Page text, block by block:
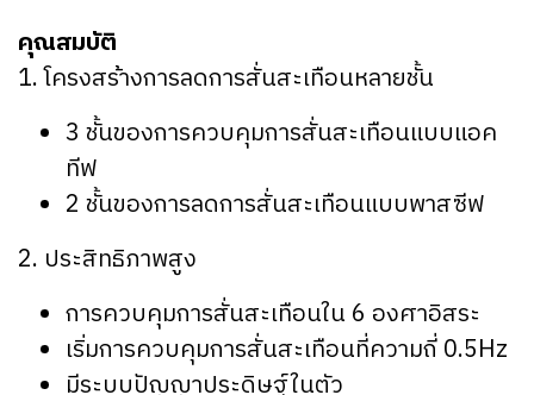
คุณสมบัติ
1. โครงสร้างการลดการสั่นสะเทือนหลายชั้น
3 ชั้นของการควบคุมการสั่นสะเทือนแบบแอค
ทีฟ
2 ชั้นของการลดการสั่นสะเทือนแบบพาสซีฟ
2. ประสิทธิภาพสูง
การควบคุมการสั่นสะเทือนใน 6 องศาอิสระ
เริ่มการควบคุมการสั่นสะเทือนที่ความถี่ 0.5Hz
มีระบบปัญญาประดิษฐ์ในตัว